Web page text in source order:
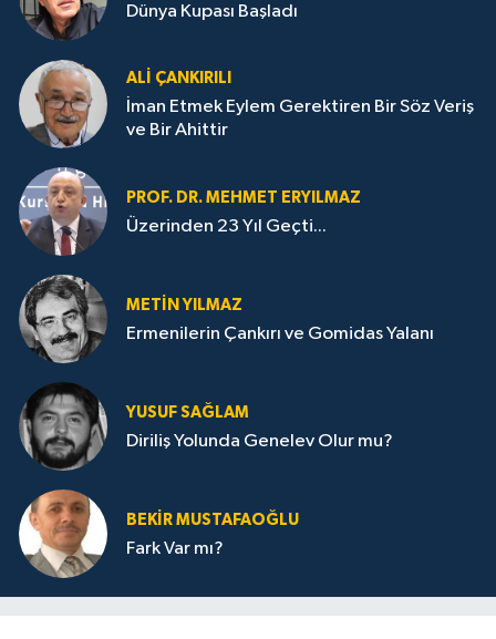
Dünya Kupası Başladı
ALI ÇANKIRILI
İman Etmek Eylem Gerektiren Bir Söz Veriş
ve Bir Ahittir
PROF. DR. MEHMET ERYILMAZ
Üzerinden 23 Yıl Geçti...
METIN YILMAZ
Ermenilerin Çankırı ve Gomidas Yalanı
YUSUF SAĞLAM
Diriliş Yolunda Genelev Olur mu?
BEKIR MUSTAFAOĞLU
Fark Var mı?